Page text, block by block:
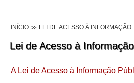
Lei de Acesso à Informação
Dados Governamentais Abertos
INÍCIO LEI DE ACESSO À INFORMAÇÃO
Lei de Acesso à Informação
A Lei de Acesso à Informação